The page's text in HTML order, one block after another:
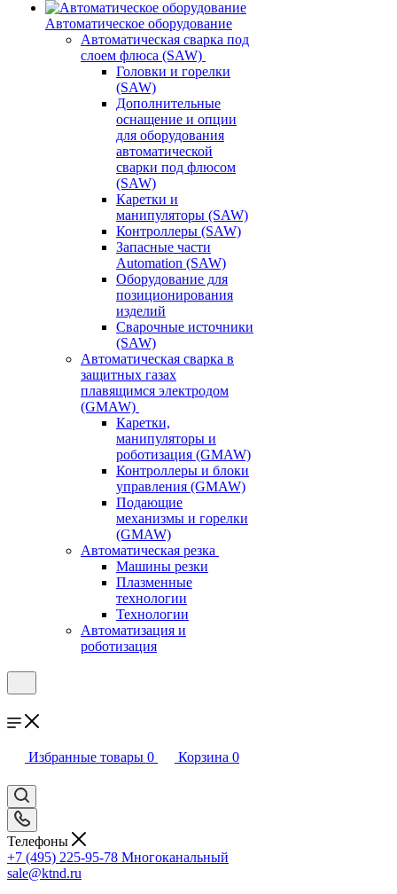
Автоматическое оборудование
Автоматическая сварка под
слоем флюса (SAW)
Головки и горелки
(SAW)
Дополнительные
оснащение и опции
для оборудования
автоматической
сварки под флюсом
(SAW)
Каретки и
манипуляторы (SAW)
Контроллеры (SAW)
Запасные части
Automation (SAW)
Оборудование для
позиционирования
изделий
Сварочные источники
(SAW)
Автоматическая сварка в
защитных газах
плавящимся электродом
(GMAW)
Каретки,
манипуляторы и
роботизация (GMAW)
Контроллеры и блоки
управления (GMAW)
Подающие
механизмы и горелки
(GMAW)
Автоматическая резка
Машины резки
Плазменные
технологии
Технологии
Автоматизация и
роботизация
Избранные товары 0 Корзина 0
Телефоны
+7 (495) 225-95-78 Многоканальный
sale@ktnd.ru